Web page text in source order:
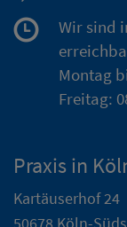
Wir sind
Montag
Freitag:
Praxis in
Kartäuserhof 24